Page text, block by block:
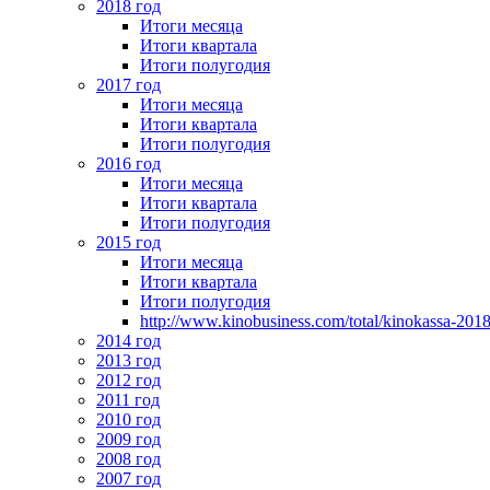
2018 год
Итоги месяца
Итоги квартала
Итоги полугодия
2017 год
Итоги месяца
Итоги квартала
Итоги полугодия
2016 год
Итоги месяца
Итоги квартала
Итоги полугодия
2015 год
Итоги месяца
Итоги квартала
Итоги полугодия
http://www.kinobusiness.com/total/kinokassa-
2014 год
2013 год
2012 год
2011 год
2010 год
2009 год
2008 год
2007 год